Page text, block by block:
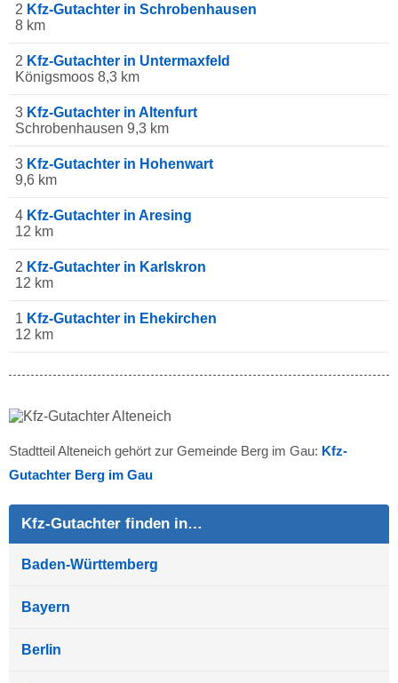
2 Kfz-Gutachter in Schrobenhausen
8 km
2 Kfz-Gutachter in Untermaxfeld
Königsmoos 8,3 km
3 Kfz-Gutachter in Altenfurt
Schrobenhausen 9,3 km
3 Kfz-Gutachter in Hohenwart
9,6 km
4 Kfz-Gutachter in Aresing
12 km
2 Kfz-Gutachter in Karlskron
12 km
1 Kfz-Gutachter in Ehekirchen
12 km
Stadtteil Alteneich gehört zur Gemeinde Berg im Gau: Kfz-
Gutachter Berg im Gau
Kfz-Gutachter finden in…
Baden-Württemberg
Bayern
Berlin